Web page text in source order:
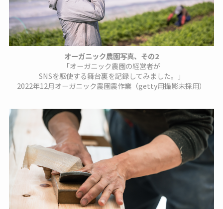
オーガニック農園写真、その2
「オーガニック農園の経営者が
SNSを駆使する舞台裏を記録してみました。」
2022年12月オーガニック農園農作業（getty用撮影未採用）